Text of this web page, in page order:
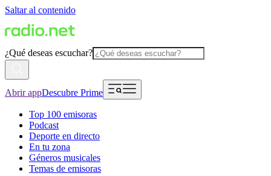
Saltar al contenido
¿Qué deseas escuchar?
Abrir appDescubre Prime
Top 100 emisoras
Podcast
Deporte en directo
En tu zona
Géneros musicales
Temas de emisoras